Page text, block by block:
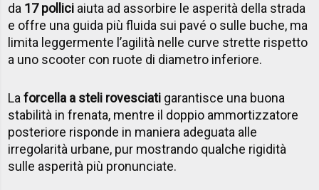
da 17 pollici aiuta ad assorbire le asperità della strada
e offre una guida più fluida sui pavé o sulle buche, ma
limita leggermente l’agilità nelle curve strette rispetto
a uno scooter con ruote di diametro inferiore.
Laforcella a steli rovesciati garantisce una buona
stabilità in frenata, mentre il doppio ammortizzatore
posteriore risponde in maniera adeguata alle
irregolarità urbane, pur mostrando qualche rigidità
sulle asperità più pronunciate.